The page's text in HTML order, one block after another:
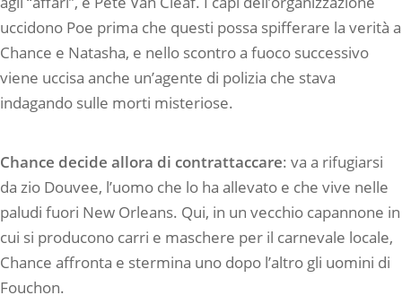
uccidono Poe prima che questi possa spifferare la verità a
Chance e Natasha, e nello scontro a fuoco successivo
viene uccisa anche un’agente di polizia che stava
indagando sulle morti misteriose.
Chance decide allora di contrattaccare: va a rifugiarsi
da zio Douvee, l’uomo che lo ha allevato e che vive nelle
paludi fuori New Orleans. Qui, in un vecchio capannone in
cui si producono carri e maschere per il carnevale locale,
Chance affronta e stermina uno dopo l’altro gli uomini di
Fouchon.